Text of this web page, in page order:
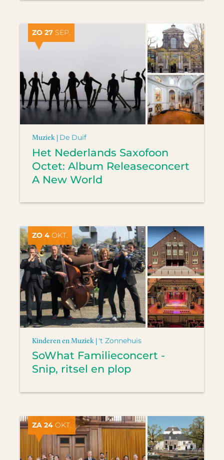
ZO 27 SEP.
Muziek | De Duif
Het Nederlands Saxofoon
Octet: Album Releaseconcert
A New World
ZO 4 OKT.
Kinderen en Muziek | 't Zonnehuis
SoWhat Familieconcert -
Snip, ritsel en plop
ZA 24 OKT.